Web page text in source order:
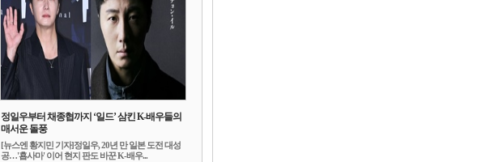
정일우부터 채종협까지 ‘일드’ 삼킨 K-배우들의
매서운 돌풍
[뉴스엔 황지민 기자]정일우, 20년 만 일본 도전 대성
공…'횹사마' 이어 현지 판도 바꾼 K-배우...